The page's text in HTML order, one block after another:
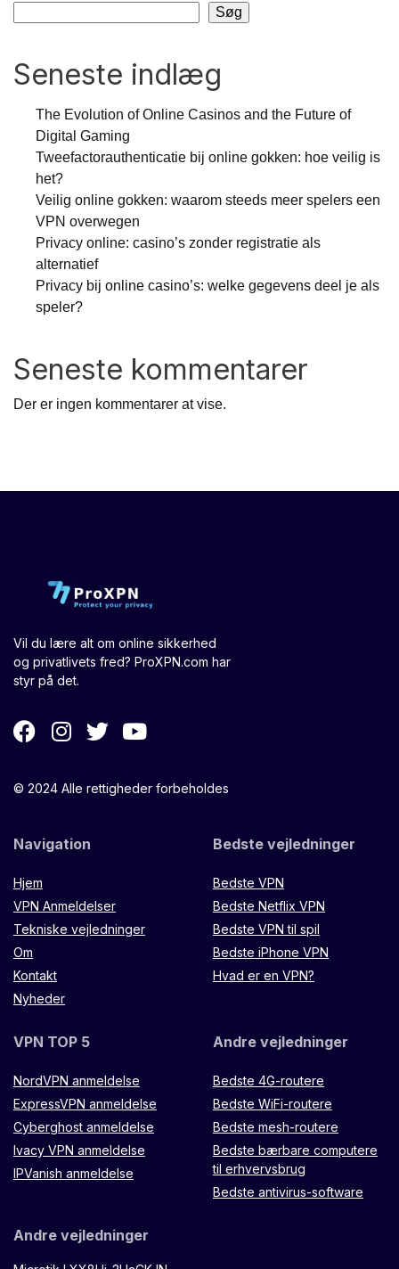
Søg
Seneste indlæg
The Evolution of Online Casinos and the Future of
Digital Gaming
Tweefactorauthenticatie bij online gokken: hoe veilig is
het?
Veilig online gokken: waarom steeds meer spelers een
VPN overwegen
Privacy online: casino’s zonder registratie als
alternatief
Privacy bij online casino’s: welke gegevens deel je als
speler?
Seneste kommentarer
Der er ingen kommentarer at vise.
Vil du lære alt om online sikkerhed
og privatlivets fred? ProXPN.com har
styr på det.
© 2024 Alle rettigheder forbeholdes
Navigation
Hjem
VPN Anmeldelser
Tekniske vejledninger
Om
Kontakt
Nyheder
Bedste vejledninger
Bedste VPN
Bedste Netflix VPN
Bedste VPN til spil
Bedste iPhone VPN
Hvad er en VPN?
VPN TOP 5
NordVPN anmeldelse
ExpressVPN anmeldelse
Cyberghost anmeldelse
Ivacy VPN anmeldelse
IPVanish anmeldelse
Andre vejledninger
Bedste 4G-routere
Bedste WiFi-routere
Bedste mesh-routere
Bedste bærbare computere
til erhvervsbrug
Bedste antivirus-software
Andre vejledninger